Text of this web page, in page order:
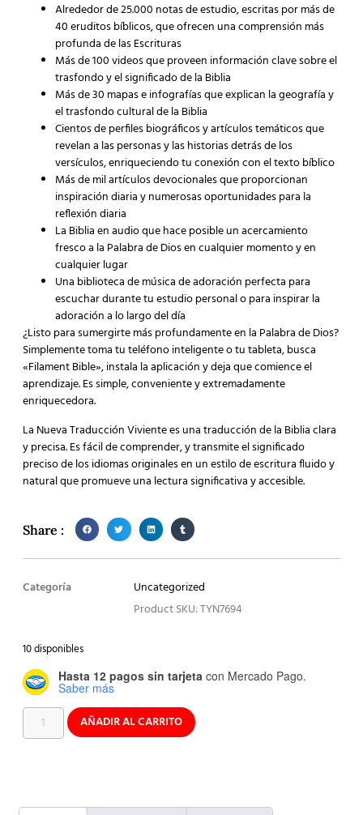
Alrededor de 25.000 notas de estudio, escritas por más de
40 eruditos bíblicos, que ofrecen una comprensión más
profunda de las Escrituras
Más de 100 videos que proveen información clave sobre el
trasfondo y el significado de la Biblia
Más de 30 mapas e infografías que explican la geografía y
el trasfondo cultural de la Biblia
Cientos de perfiles biográficos y artículos temáticos que
revelan a las personas y las historias detrás de los
versículos, enriqueciendo tu conexión con el texto bíblico
Más de mil artículos devocionales que proporcionan
inspiración diaria y numerosas oportunidades para la
reflexión diaria
La Biblia en audio que hace posible un acercamiento
fresco a la Palabra de Dios en cualquier momento y en
cualquier lugar
Una biblioteca de música de adoración perfecta para
escuchar durante tu estudio personal o para inspirar la
adoración a lo largo del día
¿Listo para sumergirte más profundamente en la Palabra de Dios?
Simplemente toma tu teléfono inteligente o tu tableta, busca
«Filament Bible», instala la aplicación y deja que comience el
aprendizaje. Es simple, conveniente y extremadamente
enriquecedora.
La Nueva Traducción Viviente es una traducción de la Biblia clara
y precisa. Es fácil de comprender, y transmite el significado
preciso de los idiomas originales en un estilo de escritura fluido y
natural que promueve una lectura significativa y accesible.
Share :
Categoría
Uncategorized
Product SKU: TYN7694
10 disponibles
Hasta 12 pagos sin tarjeta con Mercado Pago.
Saber más
AÑADIR AL CARRITO